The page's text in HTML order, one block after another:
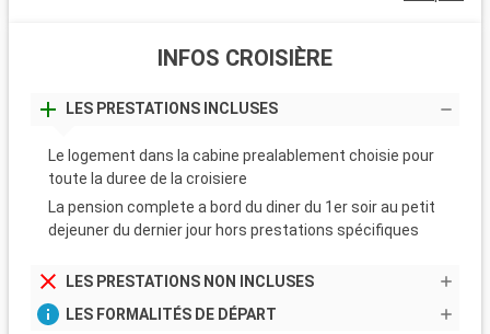
INFOS CROISIÈRE
LES PRESTATIONS INCLUSES
Le logement dans la cabine prealablement choisie pour
toute la duree de la croisiere
La pension complete a bord du diner du 1er soir au petit
dejeuner du dernier jour hors prestations spécifiques
LES PRESTATIONS NON INCLUSES
LES FORMALITÉS DE DÉPART